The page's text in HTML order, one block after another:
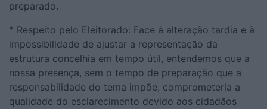
preparado.
* Respeito pelo Eleitorado: Face à alteração tardia e à
impossibilidade de ajustar a representação da
estrutura concelhia em tempo útil, entendemos que a
nossa presença, sem o tempo de preparação que a
responsabilidade do tema impõe, comprometeria a
qualidade do esclarecimento devido aos cidadãos